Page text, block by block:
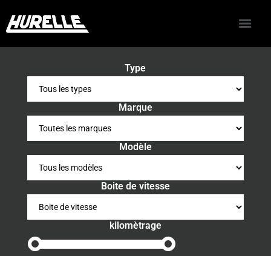
Type
Marque
Modèle
Boite de vitesse
kilomètrage